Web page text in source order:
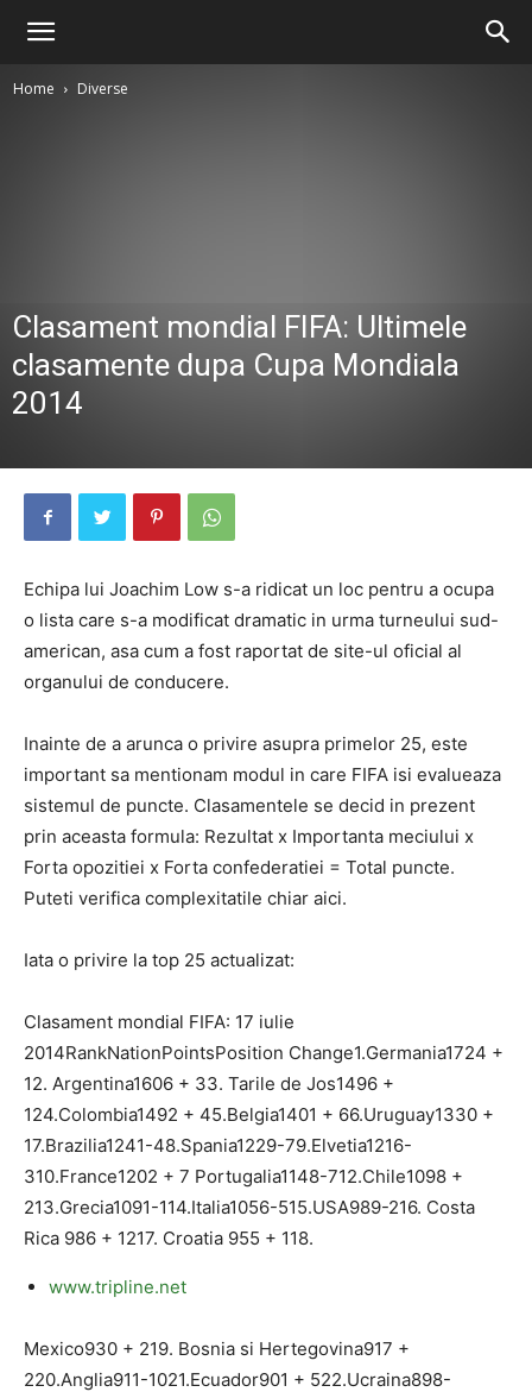
Home Diverse
Clasament mondial FIFA: Ultimele
clasamente dupa Cupa Mondiala
2014
Echipa lui Joachim Low s-a ridicat un loc pentru a ocupa
o lista care s-a modificat dramatic in urma turneului sud-
american, asa cum a fost raportat de site-ul oficial al
organului de conducere.
Inainte de a arunca o privire asupra primelor 25, este
important sa mentionam modul in care FIFA isi evalueaza
sistemul de puncte. Clasamentele se decid in prezent
prin aceasta formula: Rezultat x Importanta meciului x
Forta opozitiei x Forta confederatiei = Total puncte.
Puteti verifica complexitatile chiar aici.
Iata o privire la top 25 actualizat:
Clasament mondial FIFA: 17 iulie
2014RankNationPointsPosition Change1.Germania1724 +
12. Argentina1606 + 33. Tarile de Jos1496 +
124.Colombia1492 + 45.Belgia1401 + 66.Uruguay1330 +
17.Brazilia1241-48.Spania1229-79.Elvetia1216-
310.France1202 + 7 Portugalia1148-712.Chile1098 +
213.Grecia1091-114.Italia1056-515.USA989-216. Costa
Rica 986 + 1217. Croatia 955 + 118.
www.tripline.net
Mexico930 + 219. Bosnia si Hertegovina917 +
220.Anglia911-1021.Ecuador901 + 522.Ucraina898-